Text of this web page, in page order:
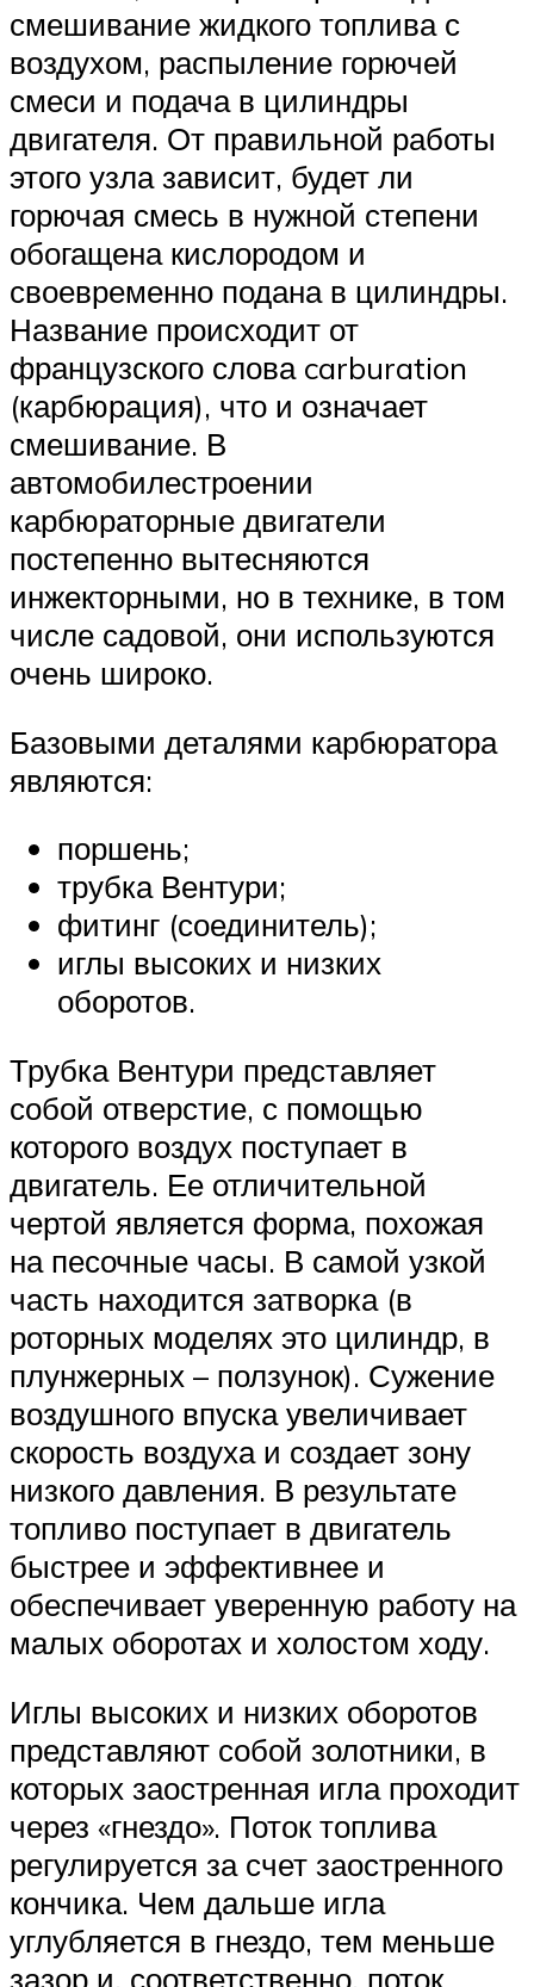
смешивание жидкого топлива с
воздухом, распыление горючей
смеси и подача в цилиндры
двигателя. От правильной работы
этого узла зависит, будет ли
горючая смесь в нужной степени
обогащена кислородом и
своевременно подана в цилиндры.
Название происходит от
французского слова carburation
(карбюрация), что и означает
смешивание. В
автомобилестроении
карбюраторные двигатели
постепенно вытесняются
инжекторными, но в технике, в том
числе садовой, они используются
очень широко.
Базовыми деталями карбюратора
являются:
поршень;
трубка Вентури;
фитинг (соединитель);
иглы высоких и низких
оборотов.
Трубка Вентури представляет
собой отверстие, с помощью
которого воздух поступает в
двигатель. Ее отличительной
чертой является форма, похожая
на песочные часы. В самой узкой
часть находится затворка (в
роторных моделях это цилиндр, в
плунжерных – ползунок). Сужение
воздушного впуска увеличивает
скорость воздуха и создает зону
низкого давления. В результате
топливо поступает в двигатель
быстрее и эффективнее и
обеспечивает уверенную работу на
малых оборотах и холостом ходу.
Иглы высоких и низких оборотов
представляют собой золотники, в
которых заостренная игла проходит
через «гнездо». Поток топлива
регулируется за счет заостренного
кончика. Чем дальше игла
углубляется в гнездо, тем меньше
зазор и, соответственно, поток